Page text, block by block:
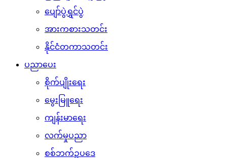
ပျော်ပွဲရွှင်ပွဲ
အားကစားသတင်း
နိုင်ငံတကာသတင်း
ပညာပေး
စိုက်ပျိုးရေး
မွေးမြူရေး
ကျန်းမာရေး
လက်မှုပညာ
စစ်ဘက်ဥပဒေ